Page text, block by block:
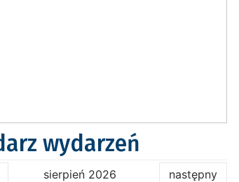
wydarzeń
sierpień 2026 następny